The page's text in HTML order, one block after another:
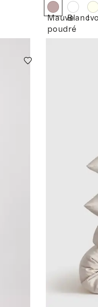
Mauve
poudré
Blanc